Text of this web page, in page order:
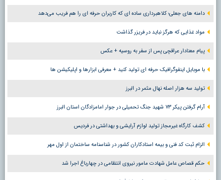
دامنه های جعلی؛ کلاهبرداری ساده ای که کاربران حرفه ای را هم فریب می‌دهد
مواد غذایی که هرگز نباید در فریزر گذاشت
پیام معنادار عراقچی پس از سفر به روسیه + عکس
با موبایل اینفوگرافیک حرفه ای تولید کنید + معرفی ابزارها و اپلیکیشن ها
تولید سه هزار اصله نهال مثمر در البرز
آرام گرفتن پیکر ۷۳ شهید جنگ تحمیلی در جوار امامزادگان استان البرز
کشف کارگاه غیرمجاز تولید لوازم آرایشی و بهداشتی در فردیس
الزام ثبت کد فنی و بیمه استادکاران کشور در شناسنامه ساختمان از اول مهر
حکم قصاص عامل شهادت مامور نیروی انتظامی در چهارباغ اجرا شد